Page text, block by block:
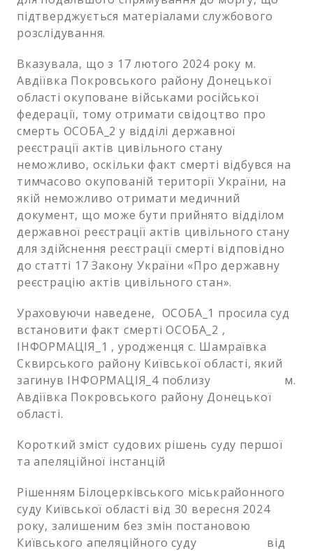
підтверджується матеріалами службового
розслідування.
Вказувала, що з 17 лютого 2024 року м.
Авдіївка Покровського району Донецької
області окуповане військами російської
федерації, тому отримати свідоцтво про
смерть ОСОБА_2 у відділі державної
реєстрації актів цивільного стану
неможливо, оскільки факт смерті відбувся на
тимчасово окупованій території України, на
якій неможливо отримати медичний
документ, що може бути прийнято відділом
державної реєстрації актів цивільного стану
для здійснення реєстрації смерті відповідно
до статті 17 Закону України «Про державну
реєстрацію актів цивільного стан».
Ураховуючи наведене, ОСОБА_1 просила суд
встановити факт смерті ОСОБА_2 ,
ІНФОРМАЦІЯ_1 , уродженця с. Шамраївка
Сквирського району Київської області, який
загинув ІНФОРМАЦІЯ_4 поблизу м.
Авдіївка Покровського району Донецької
області.
Короткий зміст судових рішень суду першої
та апеляційної інстанцій
Рішенням Білоцерківського міськрайонного
суду Київської області від 30 вересня 2024
року, залишеним без змін постановою
Київського апеляційного суду від